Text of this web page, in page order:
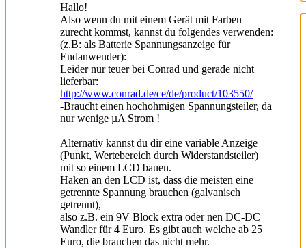
Hallo!
Also wenn du mit einem Gerät mit Farben
zurecht kommst, kannst du folgendes verwenden:
(z.B: als Batterie Spannungsanzeige für
Endanwender):
Leider nur teuer bei Conrad und gerade nicht
lieferbar:
http://www.conrad.de/ce/de/product/103550/
-Braucht einen hochohmigen Spannungsteiler, da
nur wenige µA Strom !
Alternativ kannst du dir eine variable Anzeige
(Punkt, Wertebereich durch Widerstandsteiler)
mit so einem LCD bauen.
Haken an den LCD ist, dass die meisten eine
getrennte Spannung brauchen (galvanisch
getrennt),
also z.B. ein 9V Block extra oder nen DC-DC
Wandler für 4 Euro. Es gibt auch welche ab 25
Euro, die brauchen das nicht mehr.